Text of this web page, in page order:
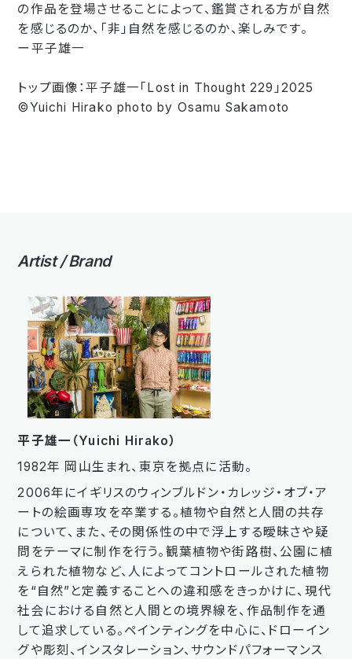
の作品を登場させることによって、鑑賞される方が自然
を感じるのか、「非」自然を感じるのか、楽しみです。
ー平子雄一
トップ画像：平子雄一「Lost in Thought 229」2025
©Yuichi Hirako photo by Osamu Sakamoto
Artist / Brand
平子雄一（Yuichi Hirako）
1982年 岡山生まれ、東京を拠点に活動。
2006年にイギリスのウィンブルドン・カレッジ・オブ・ア
ートの絵画専攻を卒業する。植物や自然と人間の共存
について、また、その関係性の中で浮上する曖昧さや疑
問をテーマに制作を行う。観葉植物や街路樹、公園に植
えられた植物など、人によってコントロールされた植物
を“自然”と定義することへの違和感をきっかけに、現代
社会における自然と人間との境界線を、作品制作を通
して追求している。ペインティングを中心に、ドローイン
グや彫刻、インスタレーション、サウンドパフォーマンス